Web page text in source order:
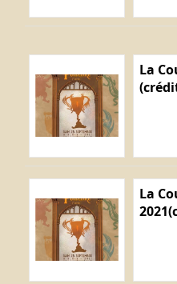
La
La